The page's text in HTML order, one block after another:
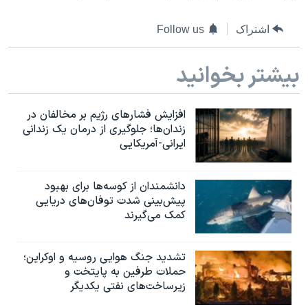
همایش محافظه‌کاران آمریکا «سی‌پک»
سفر پرزیدنت ترامپ به چین
اشتراک Follow us
بیشتر بخوانید
افزایش فشارهای رژیم بر مخالفان در
زندان‌ها؛ جلوگیری از درمان یک زندانی
ایرانی-آمریکایی
دانشمندان از کوسه‌ها برای بهبود
پیش‌بینی شدت توفان‌های دریایی
کمک می‌گیرند
تشدید جنگ هوایی روسیه و اوکراین؛
حملات طرفین به پایتخت‌ و
زیرساخت‌های نفتی یکدیگر